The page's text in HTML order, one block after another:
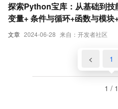
文章 2024-06-28 来自：开发者社区
探索Python宝库：从基础到技
变量+ 条件与循环+函数与模块
< 1
1 / 1